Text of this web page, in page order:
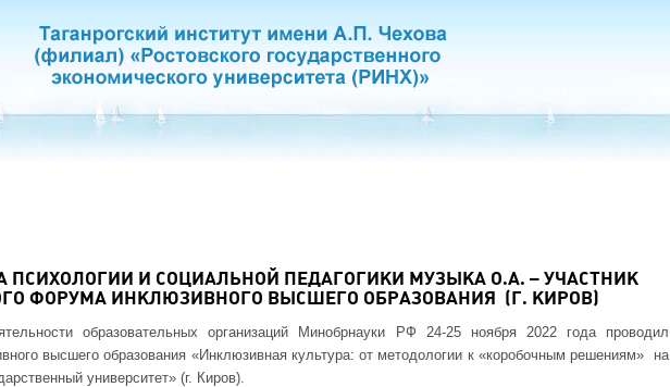
ПСИХОЛОГИИ И СОЦИАЛЬНОЙ ПЕДАГОГИКИ МУЗЫКА О.А. – УЧАСТНИК
ФОРУМА ИНКЛЮЗИВНОГО ВЫСШЕГО ОБРАЗОВАНИЯ (Г. КИРОВ)
образовательных организаций Минобрнауки РФ 24-25 ноября 2022 года проводил
высшего образования «Инклюзивная культура: от методологии к «коробочным решениям» на
университет» (г. Киров).